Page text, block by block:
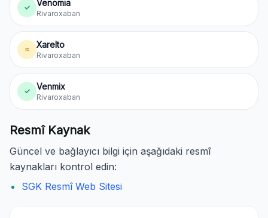
✓ Venomia
Rivaroxaban
≈ Xarelto
Rivaroxaban
✓ Venmix
Rivaroxaban
Resmî Kaynak
Güncel ve bağlayıcı bilgi için aşağıdaki resmî
kaynakları kontrol edin:
SGK Resmî Web Sitesi